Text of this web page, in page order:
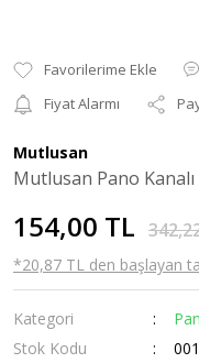
Fiyat Alarmı
Mutlusan
Mutlusan Pano
154,00 TL
*20,87 TL den başlayan
Kategori
Stok Kodu